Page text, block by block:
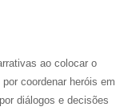
ao colocar o
coordenar heróis em
diálogos e decisões